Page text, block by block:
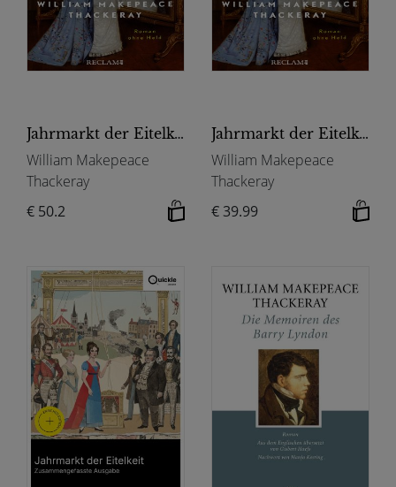
Jahrmarkt der Eitelkeit. Roman ohne Held | William Thackerays vergnügliche Charakterstudie neu und zeitgemäß übersetzt
William Makepeace
Thackeray
€ 50.2
Jahrmarkt der Eitelkeit. Roman ohne Held | William Thackerays vergnügliche Charakterstudie neu und zeitgemäß übersetzt
William Makepeace
Thackeray
€ 39.99